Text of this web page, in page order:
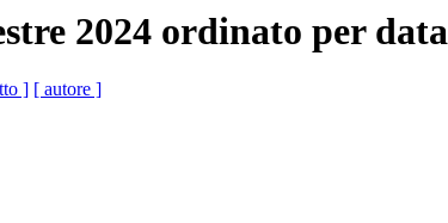
2024 ordinato per data
] [ autore ]